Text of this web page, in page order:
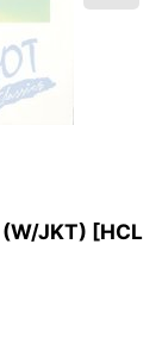
(W/JKT) [HCL